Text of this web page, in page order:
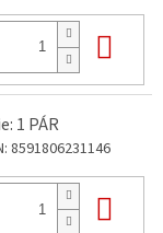
1 PÁR
8591806231146